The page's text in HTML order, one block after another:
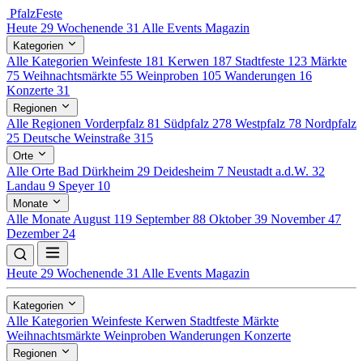
PfalzFeste
Heute 29 Wochenende 31 Alle Events Magazin
Kategorien
Alle Kategorien Weinfeste 181 Kerwen 187 Stadtfeste 123 Märkte
75 Weihnachtsmärkte 55 Weinproben 105 Wanderungen 16
Konzerte 31
Regionen
Alle Regionen Vorderpfalz 81 Südpfalz 278 Westpfalz 78 Nordpfalz
25 Deutsche Weinstraße 315
Orte
Alle Orte Bad Dürkheim 29 Deidesheim 7 Neustadt a.d.W. 32
Landau 9 Speyer 10
Monate
Alle Monate August 119 September88 Oktober39 November47
Dezember 24
Heute 29 Wochenende 31 Alle Events Magazin
Kategorien
Alle Kategorien Weinfeste Kerwen Stadtfeste Märkte
Weihnachtsmärkte Weinproben Wanderungen Konzerte
Regionen